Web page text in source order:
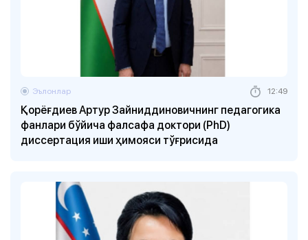
Қорёғдиев Aртур Зайниддиновичнинг педагогика
фанлари бўйича фалсафа доктори (PhD)
диссертация иши ҳимояси тўғрисида
Эълонлар 12:49